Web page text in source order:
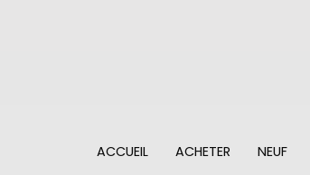
ACCUEIL ACHETER NEUF